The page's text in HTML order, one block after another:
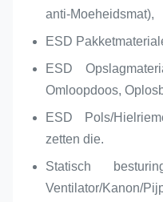
anti-Moeheidsmat),
ESD
ESD
Omloopdoos,
ESD Pols/
zetten die.
Statisch
Ventilator/Kanon/